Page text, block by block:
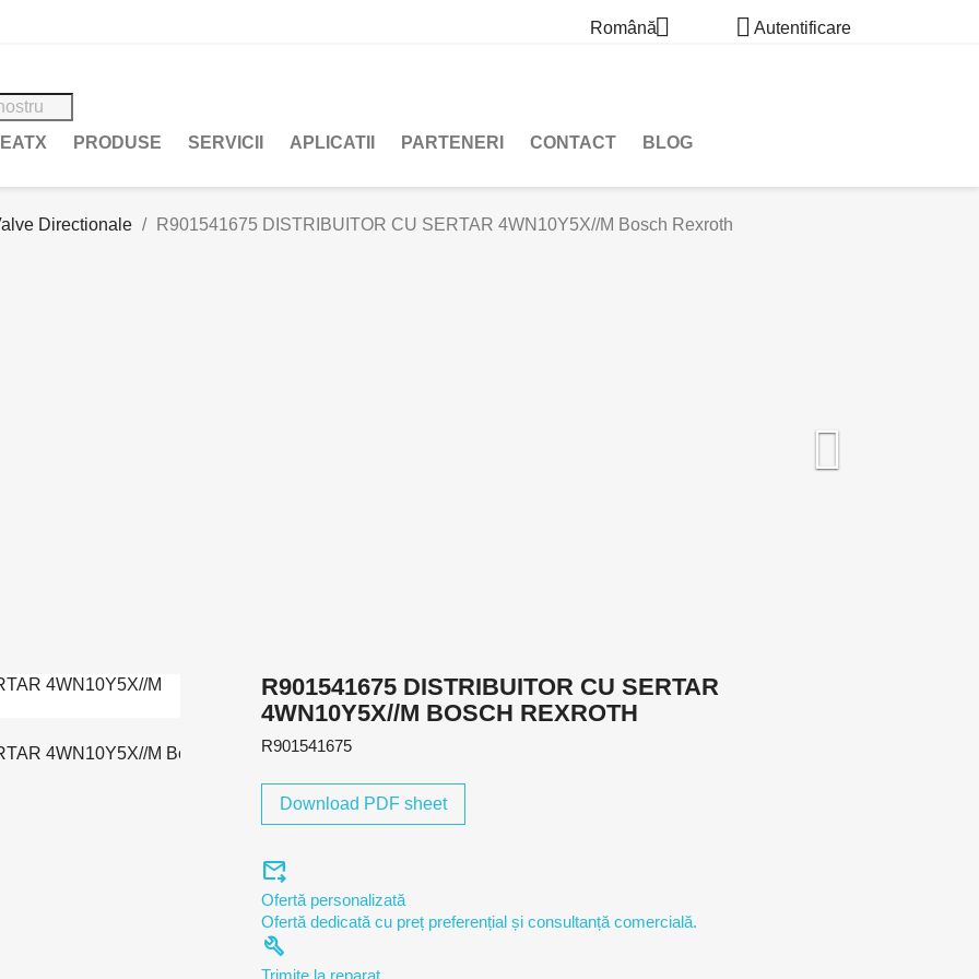
Română  Autentificare
PRODUSE SERVICII APLICATII PARTENERI CONTACT BLOG
Directionale R901541675 DISTRIBUITOR CU SERTAR 4WN10Y5X//M Bosch Rexroth

R901541675 DISTRIBUITOR CU SERTAR
4WN10Y5X//M BOSCH REXROTH
R901541675
Download PDF sheet
forward_to_inbox
Ofertă personalizată
Ofertă dedicată cu preț preferențial și consultanță comercială.
build
Trimite la reparat